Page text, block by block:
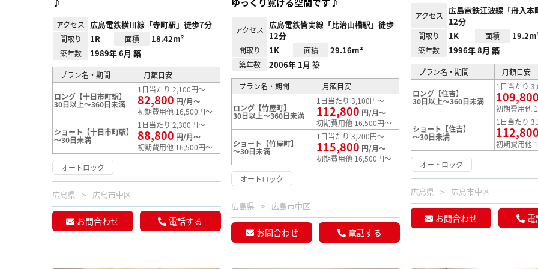
アクセス 広島電鉄横川線「寺町駅」徒歩7分
間取り 1R 面積 18.42m²
築年数 1989年 6月 築
プラン名・期間 月額目安
ロング【十日市町駅】
30日以上～360日未満
1日当たり 2,100円～
82,800 円/月～
初期費用他 16,500円～
ショート【十日市町駅】
～30日未満
1日当たり 2,300円～
88,800 円/月～
初期費用他 16,500円～
オートロック
広島県 広島市中区
お問合わせ 電話する
アクセス
広島電鉄皆実線「比治山橋駅」徒歩
12分
間取り 1K 面積 29.16m²
築年数 2006年 1月 築
プラン名・期間 月額目安
ロング【竹屋町】
30日以上～360日未満
1日当たり 3,100円～
112,800 円/月～
初期費用他 16,500円～
ショート【竹屋町】
～30日未満
1日当たり 3,200円～
115,800 円/月～
初期費用他 16,500円～
オートロック
広島県 広島市中区
お問合わせ 電話する
アクセス
広島電鉄江波線「舟入本
12分
間取り 1K 面積
築年数 1996年 8月 築
プラン名・期間 月額目安
ロング【住吉】
30日以上～360日未満
1日当たり
初期費用他
ショート【住吉】
～30日未満
1日当たり
初期費用他
オートロック
広島県 広島市中区
お問合わせ